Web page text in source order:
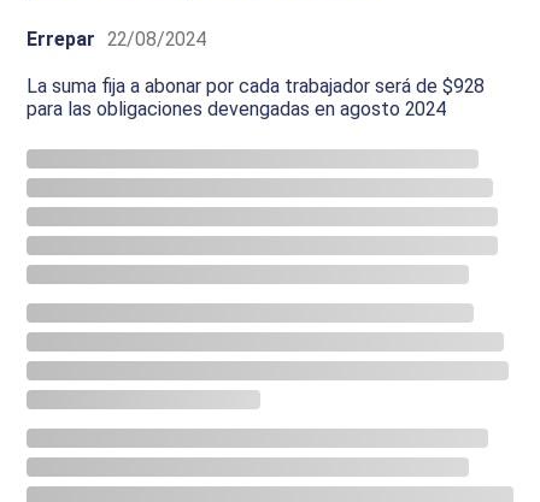
Errepar 22/08/2024
La suma fija a abonar por cada trabajador será de $928
para las obligaciones devengadas en agosto 2024